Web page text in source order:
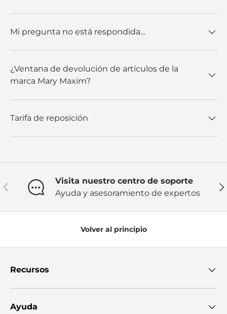
Mi pregunta no está respondida...
¿Ventana de devolución de artículos de la
marca Mary Maxim?
Tarifa de reposición
Anterior
Visita nuestro centro de soporte
Ayuda y asesoramiento de expertos
Volver al principio
Recursos
Ayuda